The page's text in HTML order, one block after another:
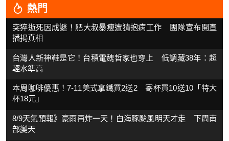
熱門
突猝逝死因成謎！肥大叔暴瘦遭猜抱病工作 團隊宣布開直
播揭真相
台灣人新神鞋是它！台積電魏哲家也穿上 低調藏38年：超
輕水準高
本周咖啡優惠！7-11美式拿鐵買2送2 寄杯買10送10「特大
杯18元」
8/9天氣預報》豪雨再炸一天！白海豚颱風明天才走 下周南
部變天